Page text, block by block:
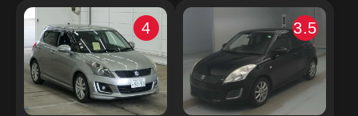
4 3.5